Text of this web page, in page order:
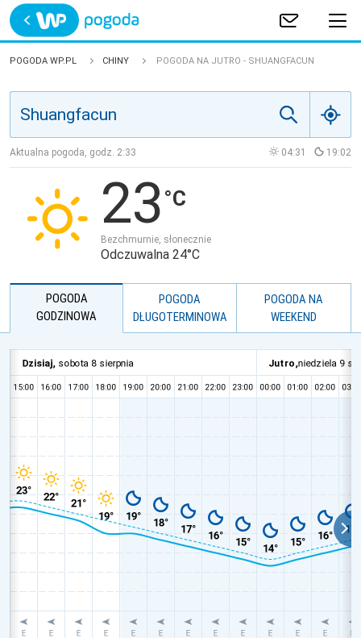
Trwa ładowanie
POLSKA
JAKOŚĆ POWIETRZA
POGODA WP.PL CHINY POGODA NA JUTRO - SHUANGFACUN
Aktualna pogoda, godz. 2:33 04:31 19:02
23
Bezchmurnie, słonecznie
Odczuwalna 24°C
POGODA
GODZINOWA
POGODA
DŁUGOTERMINOWA
POGODA NA
WEEKEND